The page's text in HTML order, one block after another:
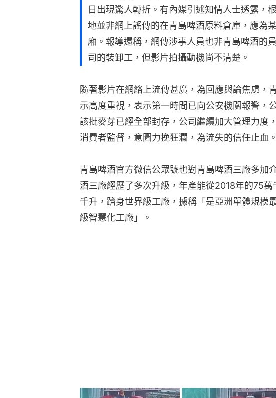
日出現驚人轉折。有內媒引述知情人士透露，
地並非網上謠傳的在青島啤酒原料倉庫，應為
廂。報導還稱，網傳涉事人員也非青島啤酒的
司的裝卸工，但影片拍攝動機尚不清楚。
隨著影片在網絡上流傳甚廣，為回應輿論焦慮，
示高度重視，表示第一時間已向公安機關報警，
該批麥芽已經全部封存，公司繼續加大管理力度
消費者監督，意圖力挽狂瀾，為流失的信任止血。
青島啤酒官方微信公眾號也對青島啤酒三廠多加
酒三廠經歷了多次升級，年產能從2018年的75
千升，躋身世界級工廠，據稱「是亞洲單體規模
級智慧化工廠」。